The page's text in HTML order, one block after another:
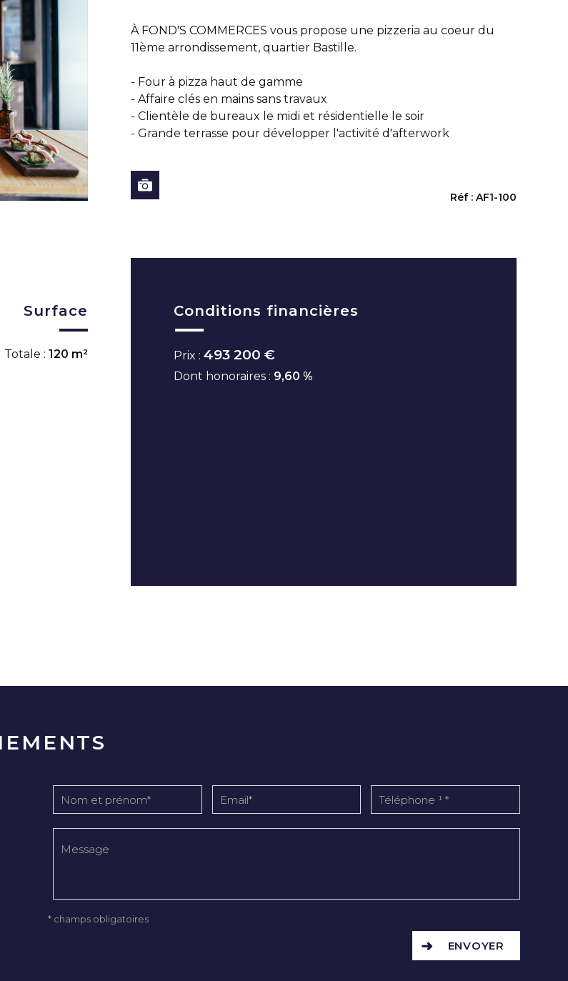
À FOND'S COMMERCES vous propose une pizzeria au coeur du
11ème arrondissement, quartier Bastille.
- Four à pizza haut de gamme
- Affaire clés en mains sans travaux
- Clientèle de bureaux le midi et résidentielle le soir
- Grande terrasse pour développer l'activité d'afterwork
Réf : AF1-100
Surface
Totale : 120 m²
Conditions financières
Prix : 493 200 €
Dont honoraires : 9,60 %
* champs obligatoires
ENVOYER